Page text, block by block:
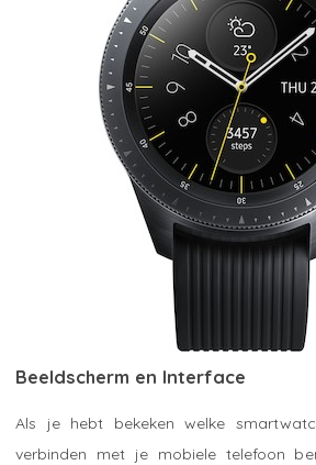
Beeldscherm en Interface
Als je hebt bekeken welke
verbinden met je mobiele telefoon